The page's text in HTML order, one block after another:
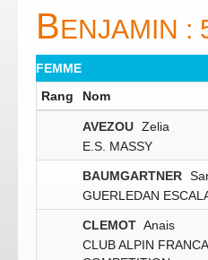
BENJAMIN :
FEMME
Rang
Nom
AVEZOU Zelia
E.S. MASSY
BAUMGARTNER
GUERLEDAN
CLEMOT Anais
CLUB ALPIN